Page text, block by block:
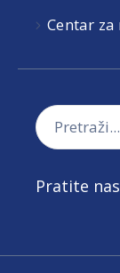
Centar
Pratite nas